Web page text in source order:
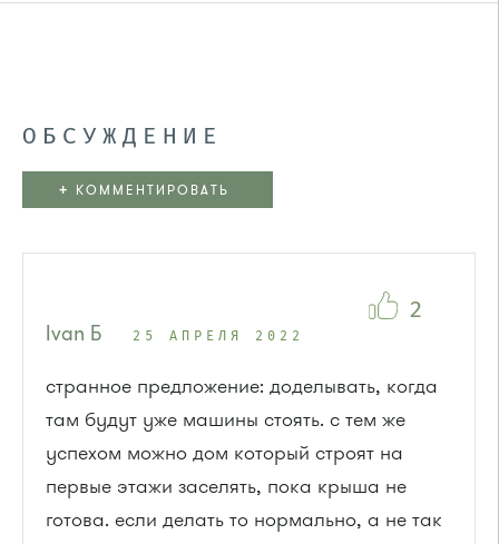
ОБСУЖДЕНИЕ
+ КОММЕНТИРОВАТЬ
Ivan Б 25 АПРЕЛЯ 2022
странное предложение: доделывать, когда
там будут уже машины стоять. с тем же
успехом можно дом который строят на
первые этажи заселять, пока крыша не
готова. если делать то нормально, а не так
2